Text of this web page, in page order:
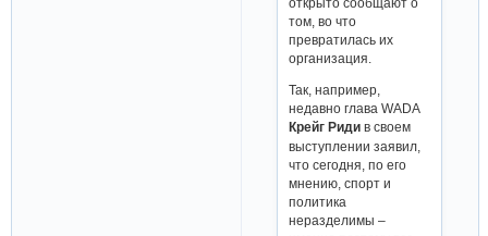
том, во что
превратилась их
организация.
Так, например,
недавно глава WADA
Крейг Риди в своем
выступлении заявил,
что сегодня, по его
мнению, спорт и
политика
неразделимы –